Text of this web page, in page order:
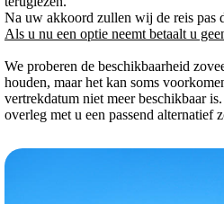
Na uw akkoord zullen wij de reis pas
Als u nu een optie neemt betaalt u
We proberen de beschikbaarheid
houden, maar het kan soms
vertrekdatum niet meer beschikbaar
overleg met u een passend alternatief